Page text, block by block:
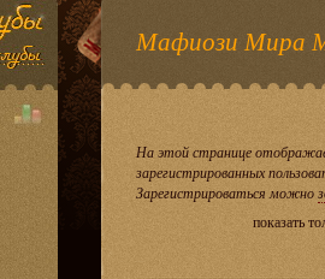
Мафиози Мира
На этой странице
зарегистрированных
Зарегистрироваться можно
показать